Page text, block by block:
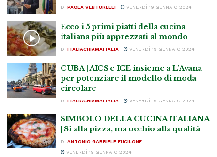
DI PAOLA VENTURELLI VENERDÌ 19 GENNAIO 2024
Ecco i 5 primi piatti della cucina
italiana più apprezzati al mondo
DI ITALIACHIAMAITALIA VENERDÌ 19 GENNAIO 2024
CUBA | AICS e ICE insieme a L’Avana
per potenziare il modello di moda
circolare
DI ITALIACHIAMAITALIA VENERDÌ 19 GENNAIO 2024
SIMBOLO DELLA CUCINA ITALIANA
| Sì alla pizza, ma occhio alla qualità
DI ANTONIO GABRIELE FUCILONE
VENERDÌ 19 GENNAIO 2024